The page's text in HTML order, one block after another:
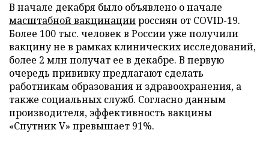
В начале декабря было объявлено о начале
масштабной вакцинациироссиян от COVID-19.
Более 100 тыс. человек в России уже получили
вакцину не в рамках клинических исследований,
более 2 млн получат ее в декабре. В первую
очередь прививку предлагают сделать
работникам образования и здравоохранения, а
также социальных служб. Согласно данным
производителя, эффективность вакцины
«Спутник V» превышает 91%.